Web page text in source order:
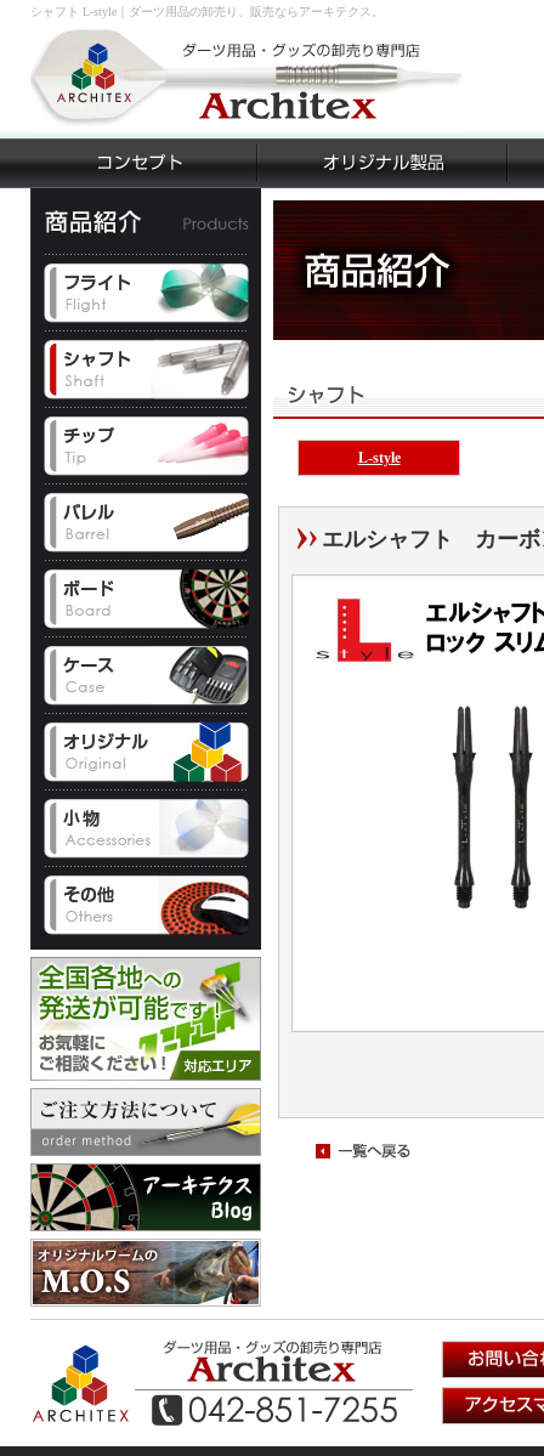
シャフト L-style｜ダーツ用品の卸売り、販売ならアーキテクス。
L-style
エルシャフト カー